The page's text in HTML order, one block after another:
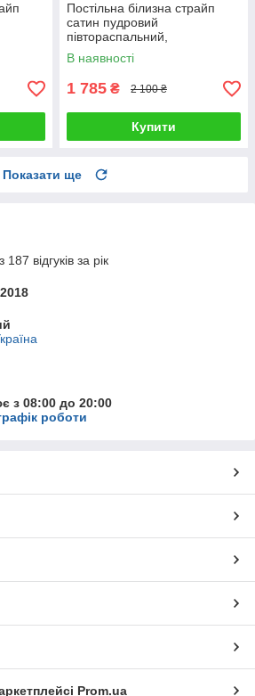
Постільна білизна страйп
сатин пудровий
півтораспальний,
двоспальний, євро, сімейний
В наявності
1 785 ₴ 2 100 ₴
Купити
Показати ще
відгуків за рік
з 08:00 до 20:00
роботи
Prom.ua